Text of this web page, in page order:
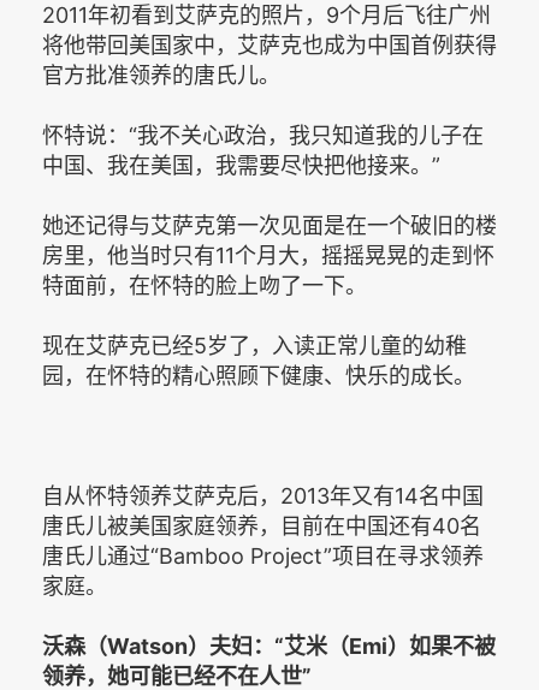
2011年初看到艾萨克的照片，9个月后飞往广州
将他带回美国家中，艾萨克也成为中国首例获得
官方批准领养的唐氏儿。
怀特说：“我不关心政治，我只知道我的儿子在
中国、我在美国，我需要尽快把他接来。”
她还记得与艾萨克第一次见面是在一个破旧的楼
房里，他当时只有11个月大，摇摇晃晃的走到怀
特面前，在怀特的脸上吻了一下。
现在艾萨克已经5岁了，入读正常儿童的幼稚
园，在怀特的精心照顾下健康、快乐的成长。
自从怀特领养艾萨克后，2013年又有14名中国
唐氏儿被美国家庭领养，目前在中国还有40名
唐氏儿通过“Bamboo Project”项目在寻求领养
家庭。
沃森（Watson）夫妇：“艾米（Emi）如果不被
领养，她可能已经不在人世”